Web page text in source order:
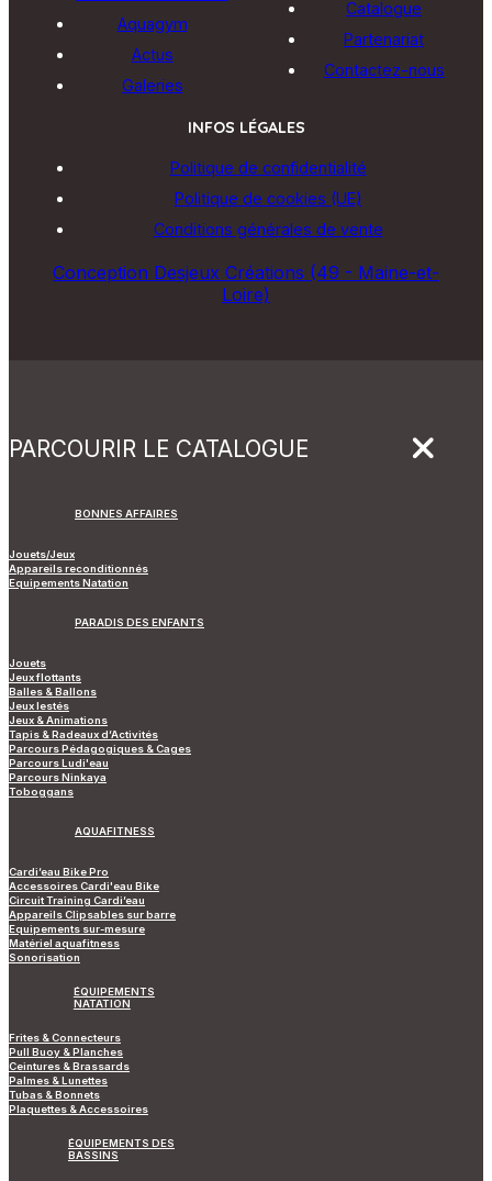
Aquagym
Actus
Galeries
Catalogue
Partenariat
Contactez-nous
INFOS LÉGALES
Politique de confidentialité
Politique de cookies (UE)
Conditions générales de vente
Conception Desjeux Créations (49 - Maine-et-
Loire)
PARCOURIR LE CATALOGUE
BONNES AFFAIRES
Jouets/Jeux
Appareils reconditionnés
Equipements Natation
PARADIS DES ENFANTS
Jouets
Jeux flottants
Balles & Ballons
Jeux lestés
Jeux & Animations
Tapis & Radeaux d’Activités
Parcours Pédagogiques & Cages
Parcours Ludi'eau
Parcours Ninkaya
Toboggans
AQUAFITNESS
Cardi’eau Bike Pro
Accessoires Cardi'eau Bike
Circuit Training Cardi’eau
Appareils Clipsables sur barre
Equipements sur-mesure
Matériel aquafitness
Sonorisation
ÉQUIPEMENTS
NATATION
Frites & Connecteurs
Pull Buoy & Planches
Ceintures & Brassards
Palmes & Lunettes
Tubas & Bonnets
Plaquettes & Accessoires
ÉQUIPEMENTS DES
BASSINS